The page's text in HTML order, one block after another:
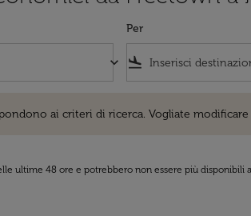
keyboard_arrow_down
Per
flight_land
ai criteri di ricerca. Vogliate modificare
ultime 48 ore e potrebbero non essere più